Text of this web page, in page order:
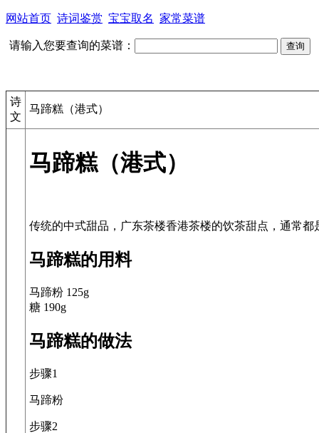
网站首页 诗词鉴赏 宝宝取名 家常菜谱
请输入您要查询的菜谱：
诗
文
马蹄糕（港式）
马蹄糕（港式）
马蹄糕的用料
马蹄粉 125g
糖 190g
马蹄糕的做法
步骤1
马蹄粉
步骤2